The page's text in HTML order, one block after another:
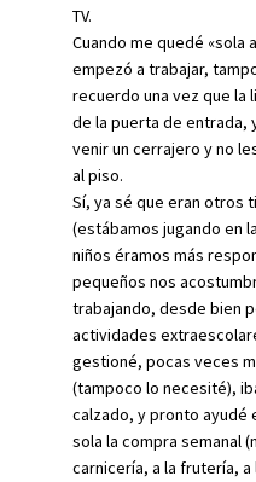
TV.
Cuando me quedé «sola
empezó a trabajar,
recuerdo una vez que la
de la puerta de
venir un cerrajero y no
al piso.
Sí, ya sé que eran otros
(estábamos jugando en
niños éramos más
pequeños nos
trabajando, desde bien
actividades
gestioné, pocas veces
(tampoco lo necesité),
calzado, y pronto ayudé
sola la compra semanal
carnicería, a la frutería,